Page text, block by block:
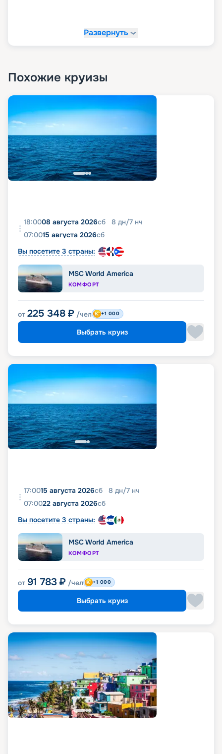
На сайте «Круиз.онлайн» рекомендуем купить
свой круиз мечты. У нас вы можете в
маршруты, схемы и планы палуб, описание,
расписание, характеристики и фото лайнера, а
также узнать цену круизов и прочитать отзывы
про них. Также на нашем сайте в пару кликов вы
можете оформить путевку в любое путешествие
в 2026 - 2027 гг. Рады напомнить, что благодаря
возможностям раннего бронирования вы
можете сделать ваше путешествие еще и
выгодным.
Развернуть
Похожие круизы
18:0008 августа 2026сб 8 дн/7 нч
07:0015 августа 2026сб
Вы посетите 3 страны:
MSC World America
КОМФОРТ
от 225 348 ₽ /чел +1 000
Выбрать круиз
17:0015 августа 2026сб 8 дн/7 нч
07:0022 августа 2026сб
Вы посетите 3 страны:
MSC World America
КОМФОРТ
от 91 783 ₽ /чел +1 000
Выбрать круиз